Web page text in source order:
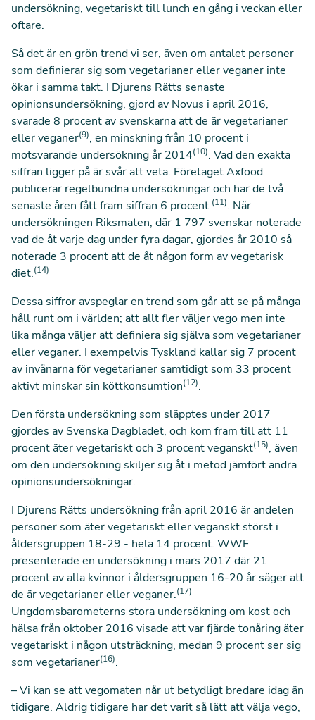
undersökning, vegetariskt till lunch en gång i veckan eller
oftare.
Så det är en grön trend vi ser, även om antalet personer
som definierar sig som vegetarianer eller veganer inte
ökar i samma takt. I Djurens Rätts senaste
opinionsundersökning, gjord av Novus i april 2016,
svarade 8 procent av svenskarna att de är vegetarianer
eller veganer(9), en minskning från 10 procent i
motsvarande undersökning år 2014(10). Vad den exakta
siffran ligger på är svår att veta. Företaget Axfood
publicerar regelbundna undersökningar och har de två
senaste åren fått fram siffran 6 procent (11). När
undersökningen Riksmaten, där 1 797 svenskar noterade
vad de åt varje dag under fyra dagar, gjordes år 2010 så
noterade 3 procent att de åt någon form av vegetarisk
diet.(14)
Dessa siffror avspeglar en trend som går att se på många
håll runt om i världen; att allt fler väljer vego men inte
lika många väljer att definiera sig själva som vegetarianer
eller veganer. I exempelvis Tyskland kallar sig 7 procent
av invånarna för vegetarianer samtidigt som 33 procent
aktivt minskar sin köttkonsumtion(12).
Den första undersökning som släpptes under 2017
gjordes av Svenska Dagbladet, och kom fram till att 11
procent äter vegetariskt och 3 procent veganskt(15), även
om den undersökning skiljer sig åt i metod jämfört andra
opinionsundersökningar.
I Djurens Rätts undersökning från april 2016 är andelen
personer som äter vegetariskt eller veganskt störst i
åldersgruppen 18-29 - hela 14 procent. WWF
presenterade en undersökning i mars 2017 där 21
procent av alla kvinnor i åldersgruppen 16-20 år säger att
de är vegetarianer eller veganer.(17)
Ungdomsbarometerns stora undersökning om kost och
hälsa från oktober 2016 visade att var fjärde tonåring äter
vegetariskt i någon utsträckning, medan 9 procent ser sig
som vegetarianer(16).
– Vi kan se att vegomaten når ut betydligt bredare idag än
tidigare. Aldrig tidigare har det varit så lätt att välja vego,